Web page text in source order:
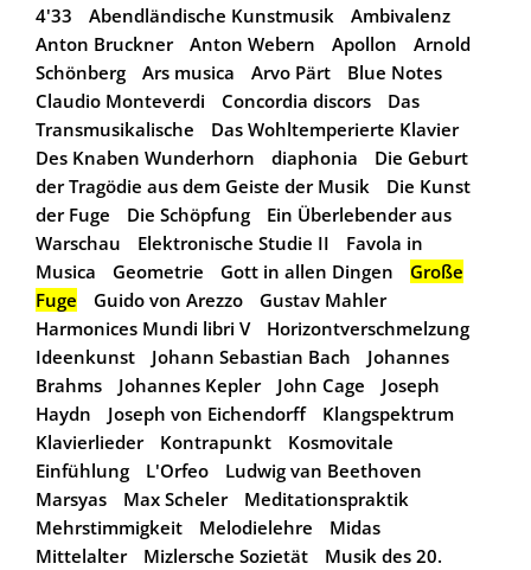
4'33
Abendländische Kunstmusik
Ambivalenz
Anton Bruckner
Anton Webern Apollon
Arnold
Schönberg
Ars musica Arvo Pärt
Blue Notes
Claudio Monteverdi
Concordia discors
Das
Transmusikalische
Das Wohltemperierte Klavier
Des Knaben Wunderhorn
diaphonia
Die Geburt
der Tragödie aus dem Geiste der Musik
Die Kunst
der Fuge
Die Schöpfung
Ein Überlebender aus
Warschau
Elektronische Studie II
Favola in
Musica
Geometrie Gott in allen Dingen
Große
Fuge
Guido von Arezzo
Gustav Mahler
Harmonices Mundi libri V
Horizontverschmelzung
Ideenkunst
Johann Sebastian Bach
Johannes
Brahms
Johannes Kepler John Cage
Joseph
Haydn
Joseph von Eichendorff
Klangspektrum
Klavierlieder
Kontrapunkt
Kosmovitale
Einfühlung
L'Orfeo
Ludwig van Beethoven
Marsyas
Max Scheler
Meditationspraktik
Mehrstimmigkeit
Melodielehre
Midas
Mittelalter
Mizlersche Sozietät
Musik des 20.